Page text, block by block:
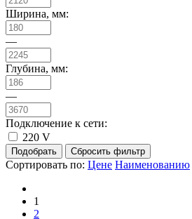
Ширина, мм:
—
Глубина, мм:
—
Подключение к сети:
220 V
Сортировать по: Цене Наименованию
1
2